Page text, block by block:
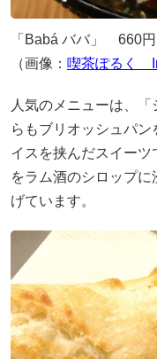
「Babá ババ」 660
（画像： 喫茶ぽるく
人気のメニューは、
らもブリオッシュパ
イスを挟んだスイー
をラム酒のシロップ
げています。